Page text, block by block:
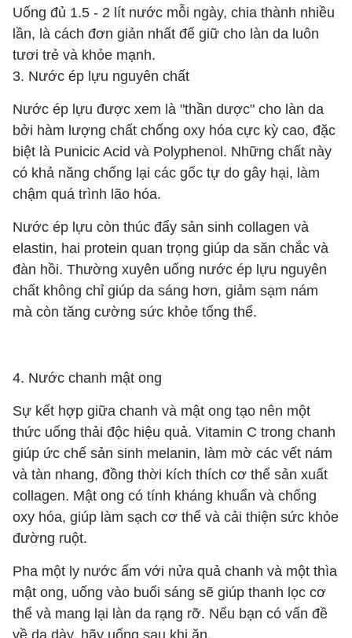
Uống đủ 1.5 - 2 lít nước mỗi ngày, chia thành nhiều
lần, là cách đơn giản nhất để giữ cho làn da luôn
tươi trẻ và khỏe mạnh.
3. Nước ép lựu nguyên chất
Nước ép lựu được xem là "thần dược" cho làn da
bởi hàm lượng chất chống oxy hóa cực kỳ cao, đặc
biệt là Punicic Acid và Polyphenol. Những chất này
có khả năng chống lại các gốc tự do gây hại, làm
chậm quá trình lão hóa.
Nước ép lựu còn thúc đẩy sản sinh collagen và
elastin, hai protein quan trọng giúp da săn chắc và
đàn hồi. Thường xuyên uống nước ép lựu nguyên
chất không chỉ giúp da sáng hơn, giảm sạm nám
mà còn tăng cường sức khỏe tổng thể.
4. Nước chanh mật ong
Sự kết hợp giữa chanh và mật ong tạo nên một
thức uống thải độc hiệu quả. Vitamin C trong chanh
giúp ức chế sản sinh melanin, làm mờ các vết nám
và tàn nhang, đồng thời kích thích cơ thể sản xuất
collagen. Mật ong có tính kháng khuẩn và chống
oxy hóa, giúp làm sạch cơ thể và cải thiện sức khỏe
đường ruột.
Pha một ly nước ấm với nửa quả chanh và một thìa
mật ong, uống vào buổi sáng sẽ giúp thanh lọc cơ
thể và mang lại làn da rạng rỡ. Nếu bạn có vấn đề
về dạ dày, hãy uống sau khi ăn.